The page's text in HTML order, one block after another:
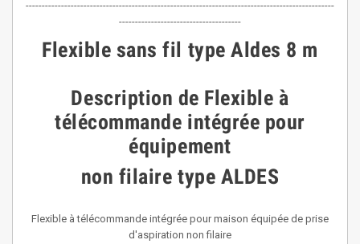
------------------------------------------------------------------------------------------------
--------------------------------------
Flexible sans fil type Aldes 8 m
Description de Flexible à
télécommande intégrée pour
équipement
non filairetype ALDES
Flexible à télécommande intégrée pour maison équipée de prise
d'aspiration non filaire